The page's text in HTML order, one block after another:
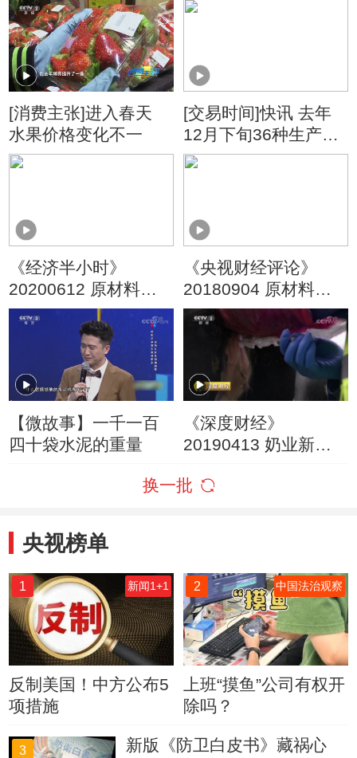
[消费主张]进入春天
水果价格变化不一
[交易时间]快讯 去年
12月下旬36种生产资
料价格下降
《经济半小时》
20200612 原材料调
查：基建拉动 水泥紧
《央视财经评论》
20180904 原材料价
格为何一路上涨？
【微故事】一千一百
四十袋水泥的重量
《深度财经》
20190413 奶业新动
换一批
央视榜单
1 新闻1+1
反制美国！中方公布5
项措施
2 中国法治观察
上班“摸鱼”公司有权开
除吗？
3 新版《防卫白皮书》藏祸心